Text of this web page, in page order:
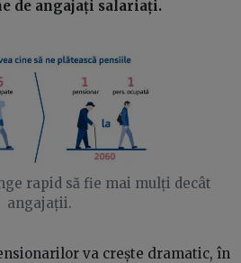
de angajați salariați.
rapid să fie mai mulți decât
angajații.
va crește dramatic, în